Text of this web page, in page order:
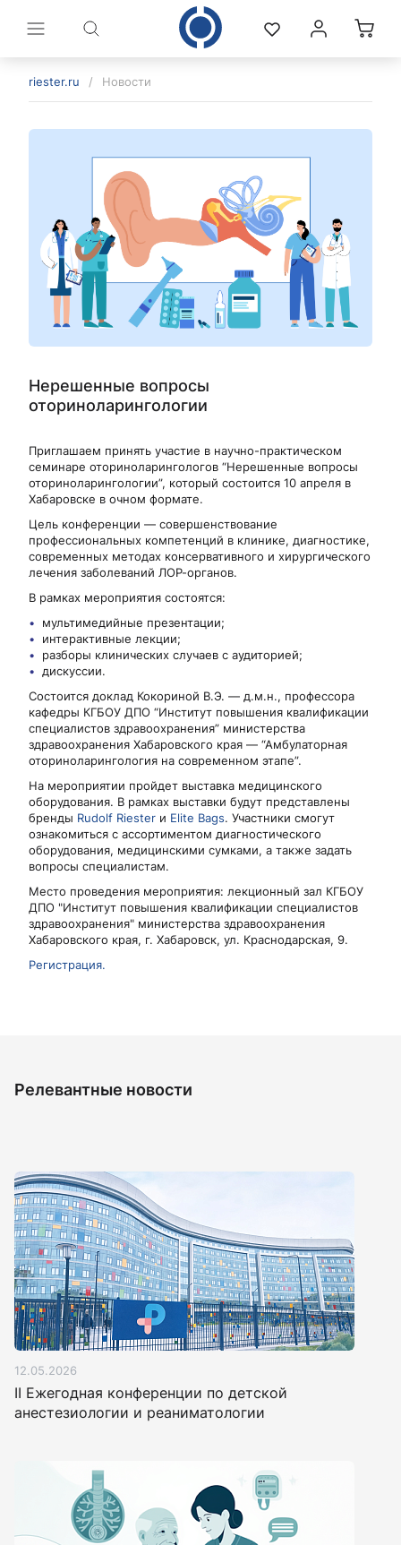
riester.ru / Новости
Нерешенные вопросы
оториноларингологии
Приглашаем принять участие в научно-практическом
семинаре оториноларингологов “Нерешенные вопросы
оториноларингологии”, который состоится 10 апреля в
Хабаровске в очном формате.
Цель конференции — совершенствование
профессиональных компетенций в клинике, диагностике,
современных методах консервативного и хирургического
лечения заболеваний ЛОР-органов.
В рамках мероприятия состоятся:
мультимедийные презентации;
интерактивные лекции;
разборы клинических случаев с аудиторией;
дискуссии.
Состоится доклад Кокориной В.Э. — д.м.н., профессора
кафедры КГБОУ ДПО “Институт повышения квалификации
специалистов здравоохранения” министерства
здравоохранения Хабаровского края — “Амбулаторная
оториноларингология на современном этапе”.
На мероприятии пройдет выставка медицинского
оборудования. В рамках выставки будут представлены
бренды Rudolf Riester и Elite Bags. Участники смогут
ознакомиться с ассортиментом диагностического
оборудования, медицинскими сумками, а также задать
вопросы специалистам.
Место проведения мероприятия: лекционный зал КГБОУ
ДПО "Институт повышения квалификации специалистов
здравоохранения" министерства здравоохранения
Хабаровского края, г. Хабаровск, ул. Краснодарская, 9.
Регистрация.
Релевантные новости
12.05.2026
II Ежегодная конференции по детской
анестезиологии и реаниматологии
политикой конфиденциальности